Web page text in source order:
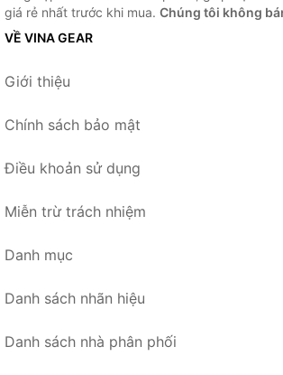
giá rẻ nhất trước khi mua. Chúng tôi không
VỀ VINA GEAR
Giới thiệu
Chính sách bảo mật
Điều khoản sử dụng
Miễn trừ trách nhiệm
Danh mục
Danh sách nhãn hiệu
Danh sách nhà phân phối